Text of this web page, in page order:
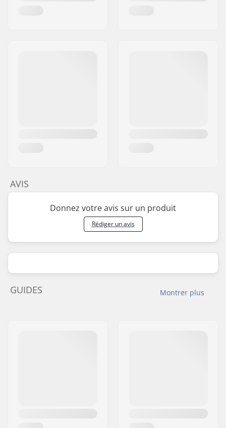
AVIS
Donnez votre avis sur un produit
Rédiger un avis
Montrer plus
GUIDES